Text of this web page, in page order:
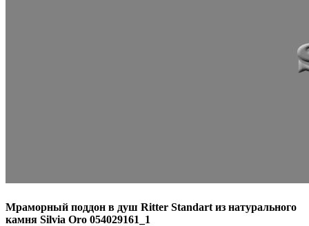
Мраморный поддон в душ Ritter Standart из натурального
камня Silvia Oro 054029161_1